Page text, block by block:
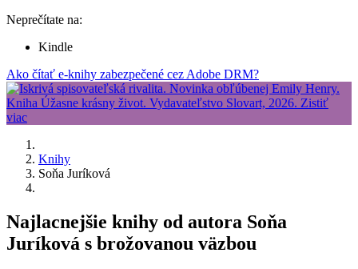
Neprečítate na:
Kindle
Ako čítať e-knihy zabezpečené cez Adobe DRM?
Knihy
Soňa Juríková
Najlacnejšie knihy od autora Soňa
Juríková s brožovanou väzbou